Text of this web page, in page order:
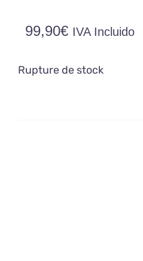
99,90€ IVA Incluido
Rupture de stock